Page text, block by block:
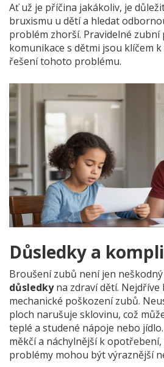
Ať už je příčina jakákoliv, je
bruxismu u dětí a hledat
problém zhorší. Pravidelné
komunikace s dětmi jsou klíčem
řešení tohoto problému.
Důsledky a
Broušení zubů není jen
důsledkyna zdraví dětí. Nejdříve
mechanické poškození zubů.
ploch narušuje sklovinu, což
teplé a studené nápoje nebo
měkčí a náchylnější k
problémy mohou být výraznější